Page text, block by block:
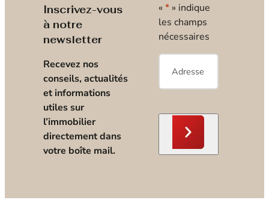
Inscrivez-vous
à notre
newsletter
Recevez nos
conseils, actualités
et informations
utiles sur
l’immobilier
directement dans
votre boîte mail.
« * » indique
les champs
nécessaires
E-
mail*